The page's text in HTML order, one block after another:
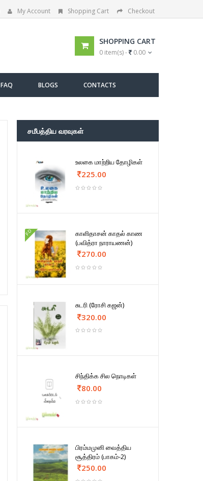
My Account Shopping Cart Checkout
SHOPPING CART
0 item(s) - 0.00
FAQ BLOGS CONTACTS
சமீபத்திய வரவுகள்
உலகை மாற்றிய தோழிகள்
225.00
FD
காளிதாசன் காதல் காண
(பவித்ரா நாராயணன்)
270.00
சுடரி (ரோசி கஜன்)
320.00
சிந்திக்க சில நொடிகள்
80.00
பிரம்மமுனி வைத்திய
சூத்திரம் (பாகம்-2)
250.00